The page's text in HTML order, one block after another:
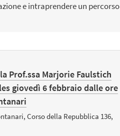
e intraprendere un percorso
Prof.ssa Marjorie Faulstich
giovedì 6 febbraio dalle ore
Corso della Repubblica 136,